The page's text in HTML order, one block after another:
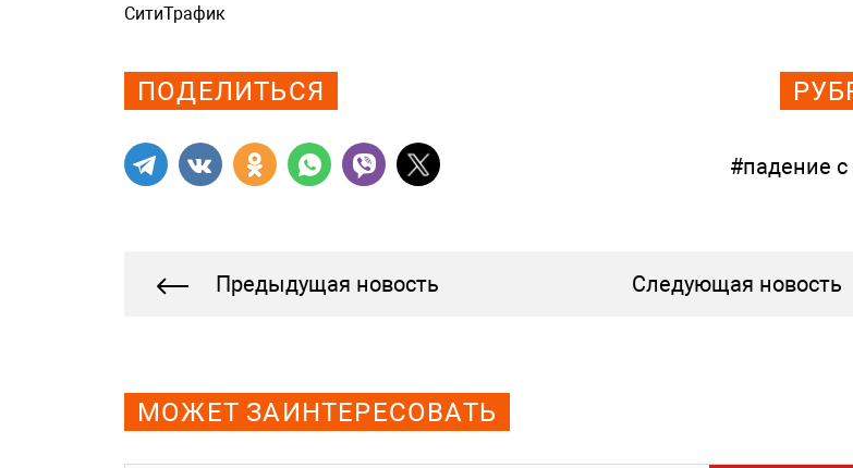
СитиТрафик
ПОДЕЛИТЬСЯ
#падение
Предыдущая новость Следующая новость
МОЖЕТ ЗАИНТЕРЕСОВАТЬ